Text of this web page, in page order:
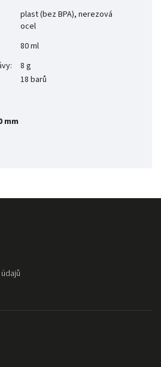
plast (bez BPA), nerezová
ocel
80 ml
8 g
18 barů
mm